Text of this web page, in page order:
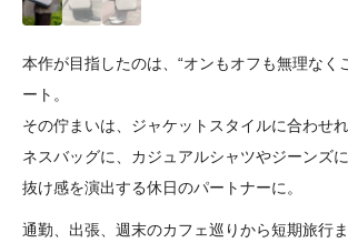
本作が目指したのは、“オンもオフも無理なく
ート。
その佇まいは、ジャケットスタイルに合わせ
ネスバッグに、カジュアルシャツやジーンズ
抜け感を演出する休日のパートナーに。
通勤、出張、週末のカフェ巡りから短期旅行